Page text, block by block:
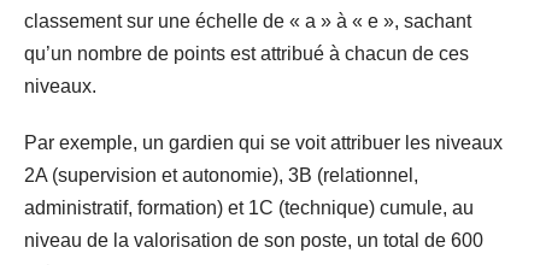
classement sur une échelle de « a » à « e », sachant
qu’un nombre de points est attribué à chacun de ces
niveaux.
Par exemple, un gardien qui se voit attribuer les niveaux
2A (supervision et autonomie), 3B (relationnel,
administratif, formation) et 1C (technique) cumule, au
niveau de la valorisation de son poste, un total de 600